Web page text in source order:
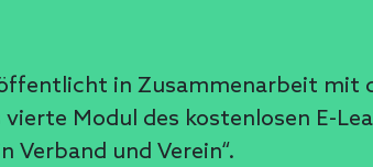
in Zusammenarbeit mit
Modul des kostenlosen E-
und Verein“.